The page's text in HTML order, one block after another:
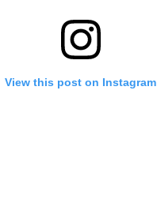
View this post on Instagram